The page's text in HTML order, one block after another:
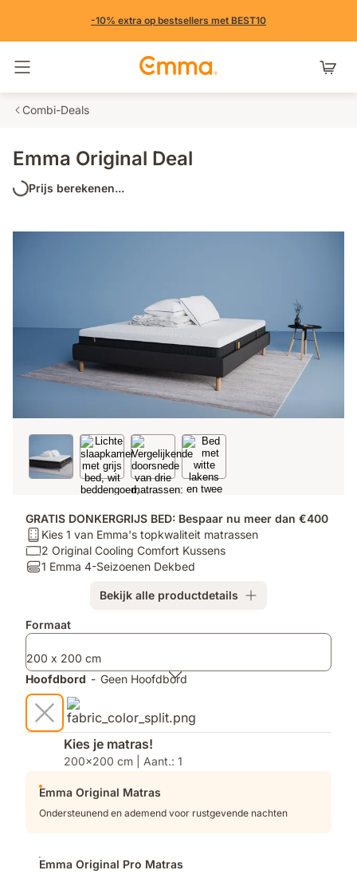
-10% extra op bestsellers met BEST10
Navigatie in- en uitschakelen
Combi-Deals
Emma Original Deal
Prijs berekenen...
GRATIS DONKERGRIJS BED: Bespaar nu meer dan €400
Matras:
Kies
1
matrassen
Kies 1 van Emma's topkwaliteit matrassen
Kussen:
2
Kussens
2 Original Cooling Comfort Kussens
Dekbedden:
Seizoenen
1 Emma 4-Seizoenen Dekbed
Bekijk alle productdetails
Extra
Formaat
200 x 200 cm
Hoofdbord - Geen Hoofdbord
Kies je matras!
200x200 cm | Aant.: 1
Emma Original Matras
Ondersteunend en ademend voor rustgevende nachten
Emma Original Pro Matras